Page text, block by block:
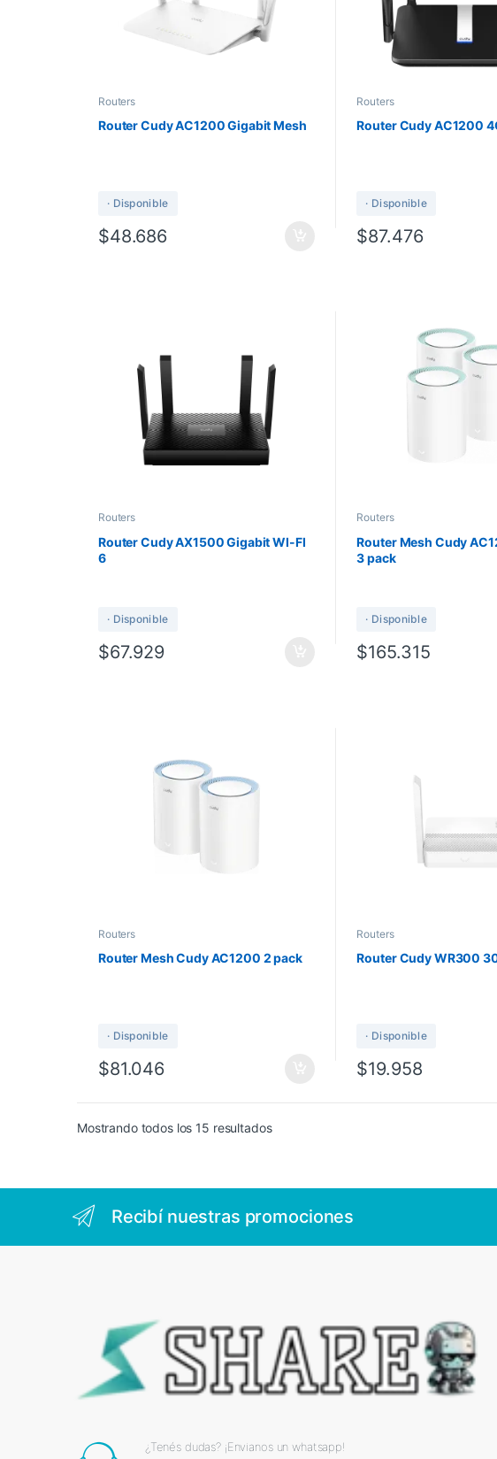
Routers
Router Cudy AC1200 Gigabit Mesh
· Disponible
$48.686
Routers
Router Cudy AC1200
· Disponible
$87.476
Routers
Router Cudy AX1500 Gigabit WI-FI
6
· Disponible
$67.929
Routers
Router Mesh Cudy
3 pack
· Disponible
$165.315
Routers
Router Mesh Cudy AC1200 2 pack
· Disponible
$81.046
Routers
Router Cudy WR300
· Disponible
$19.958
Mostrando todos los 15 resultados
Recibí nuestras promociones
¿Tenés dudas? ¡Envianos un whatsapp!